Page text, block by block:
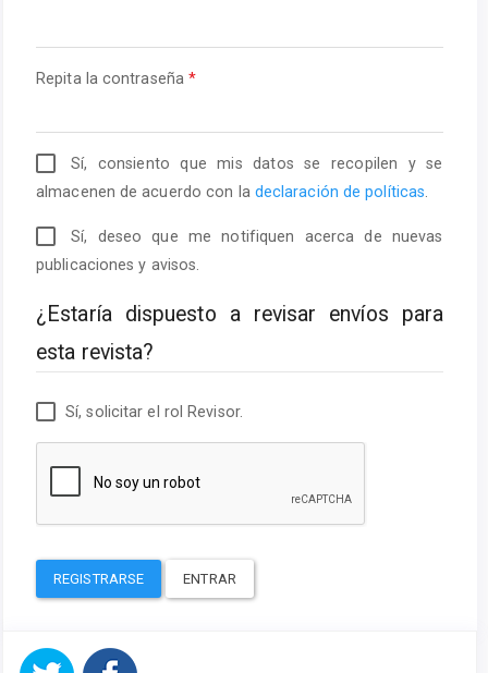
Repita la contraseña*Obligatorio
Sí, consiento que mis datos se recopilen y se
almacenen de acuerdo con la declaración de políticas.
Sí, deseo que me notifiquen acerca de nuevas
publicaciones y avisos.
¿Estaría dispuesto a revisar envíos para
esta revista?
Sí, solicitar el rol Revisor.
REGISTRARSE ENTRAR